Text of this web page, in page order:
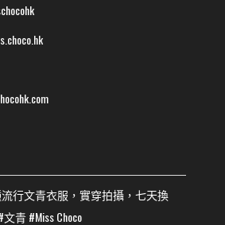
行文青衣服，實穿拍攝，七天換
文青#Miss Choco